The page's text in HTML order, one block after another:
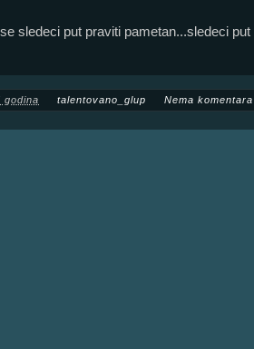
sledeci put praviti pametan...sledeci put
godina talentovano_glup Nema komentara